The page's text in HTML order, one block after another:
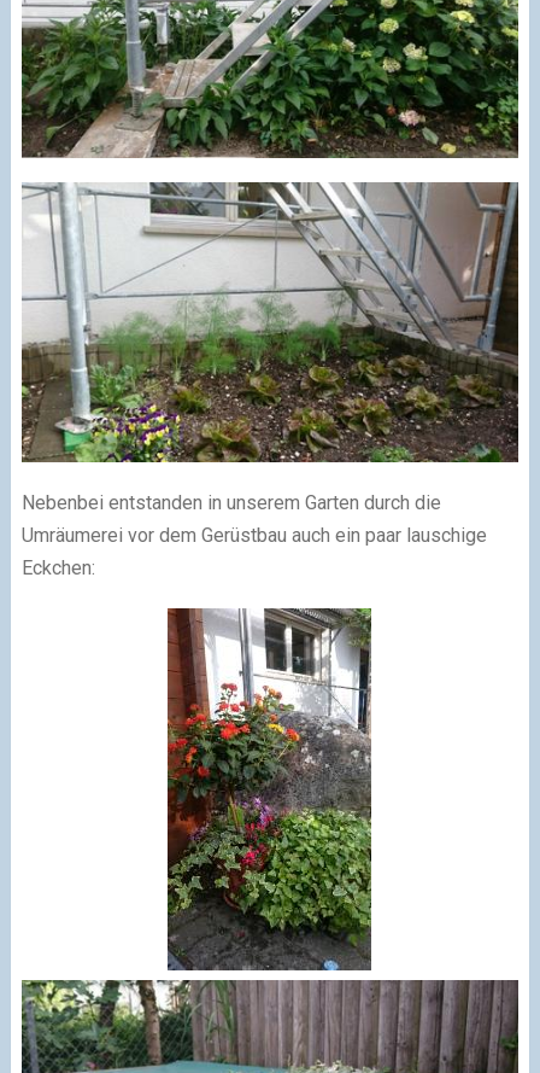
Nebenbei entstanden in unserem Garten durch die
Umräumerei vor dem Gerüstbau auch ein paar lauschige
Eckchen: